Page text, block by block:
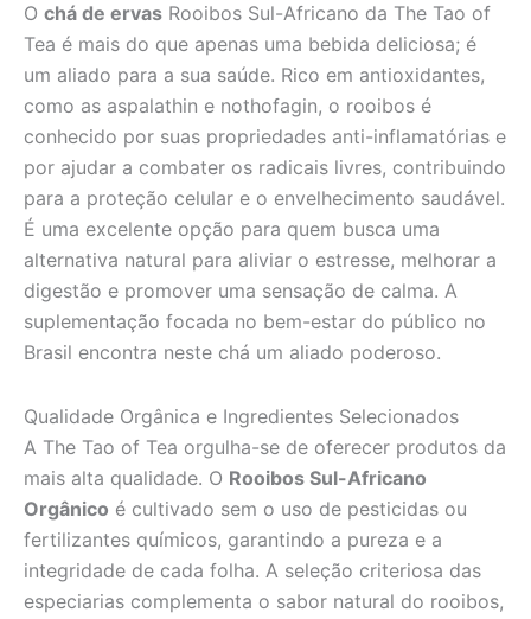
O chá de ervas Rooibos Sul-Africano da The Tao of
Tea é mais do que apenas uma bebida deliciosa; é
um aliado para a sua saúde. Rico em antioxidantes,
como as aspalathin e nothofagin, o rooibos é
conhecido por suas propriedades anti-inflamatórias e
por ajudar a combater os radicais livres, contribuindo
para a proteção celular e o envelhecimento saudável.
É uma excelente opção para quem busca uma
alternativa natural para aliviar o estresse, melhorar a
digestão e promover uma sensação de calma. A
suplementação focada no bem-estar do público no
Brasil encontra neste chá um aliado poderoso.
Qualidade Orgânica e Ingredientes Selecionados
A The Tao of Tea orgulha-se de oferecer produtos da
mais alta qualidade. O Rooibos Sul-Africano
Orgânico é cultivado sem o uso de pesticidas ou
fertilizantes químicos, garantindo a pureza e a
integridade de cada folha. A seleção criteriosa das
especiarias complementa o sabor natural do rooibos,